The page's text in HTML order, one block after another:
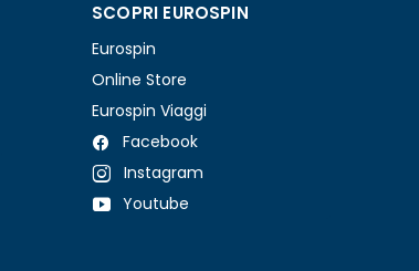
SCOPRI EUROSPIN
Eurospin
Online Store
Eurospin Viaggi
Facebook
Instagram
Youtube